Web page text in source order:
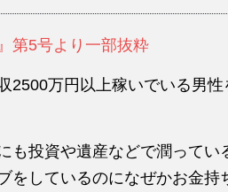
第5号より一部抜粋
2500万円以上稼いでいる男性
も投資や遺産などで潤ってい
をしているのになぜかお金持